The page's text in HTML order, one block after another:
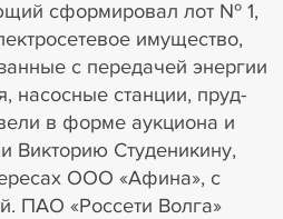
сформировал лот № 1,
имущество,
с передачей энергии
насосные станции, пруд-
в форме аукциона и
Викторию Студеникину,
ООО «Афина», с
ПАО «Россети Волга»